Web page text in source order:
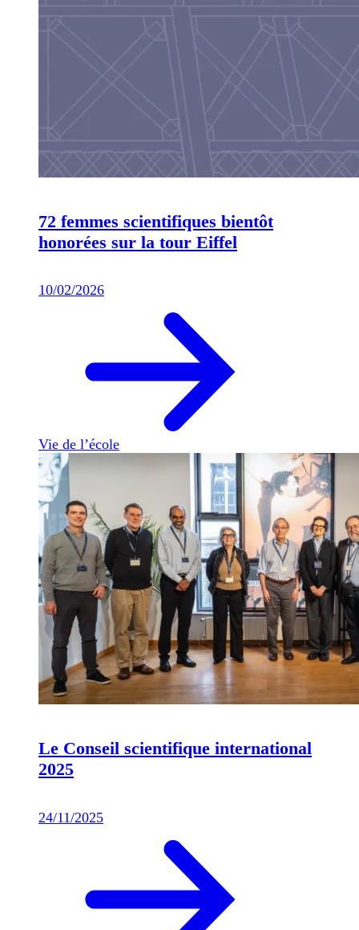
72 femmes scientifiques bientôt
honorées sur la tour Eiffel
10/02/2026
Vie de l’école
Le Conseil scientifique international
2025
24/11/2025